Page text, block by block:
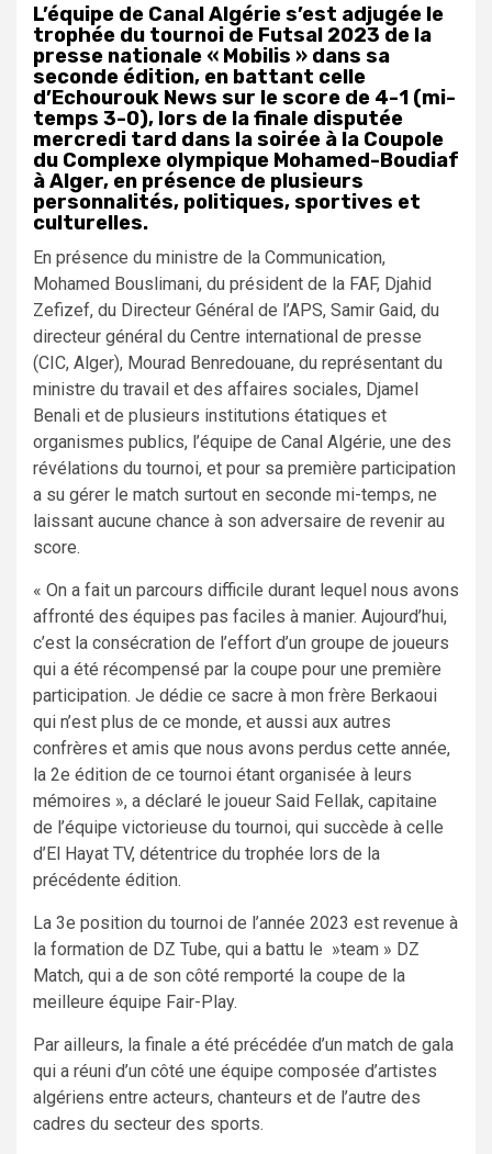
L’équipe de Canal Algérie s’est adjugée le
trophée du tournoi de Futsal 2023 de la
presse nationale « Mobilis » dans sa
seconde édition, en battant celle
d’Echourouk News sur le score de 4-1 (mi-
temps 3-0), lors de la finale disputée
mercredi tard dans la soirée à la Coupole
du Complexe olympique Mohamed-Boudiaf
à Alger, en présence de plusieurs
personnalités, politiques, sportives et
culturelles.
En présence du ministre de la Communication,
Mohamed Bouslimani, du président de la FAF, Djahid
Zefizef, du Directeur Général de l’APS, Samir Gaid, du
directeur général du Centre international de presse
(CIC, Alger), Mourad Benredouane, du représentant du
ministre du travail et des affaires sociales, Djamel
Benali et de plusieurs institutions étatiques et
organismes publics, l’équipe de Canal Algérie, une des
révélations du tournoi, et pour sa première participation
a su gérer le match surtout en seconde mi-temps, ne
laissant aucune chance à son adversaire de revenir au
score.
« On a fait un parcours difficile durant lequel nous avons
affronté des équipes pas faciles à manier. Aujourd’hui,
c’est la consécration de l’effort d’un groupe de joueurs
qui a été récompensé par la coupe pour une première
participation. Je dédie ce sacre à mon frère Berkaoui
qui n’est plus de ce monde, et aussi aux autres
confrères et amis que nous avons perdus cette année,
la 2e édition de ce tournoi étant organisée à leurs
mémoires », a déclaré le joueur Said Fellak, capitaine
de l’équipe victorieuse du tournoi, qui succède à celle
d’El Hayat TV, détentrice du trophée lors de la
précédente édition.
La 3e position du tournoi de l’année 2023 est revenue à
la formation de DZ Tube, qui a battu le »team » DZ
Match, qui a de son côté remporté la coupe de la
meilleure équipe Fair-Play.
Par ailleurs, la finale a été précédée d’un match de gala
qui a réuni d’un côté une équipe composée d’artistes
algériens entre acteurs, chanteurs et de l’autre des
cadres du secteur des sports.